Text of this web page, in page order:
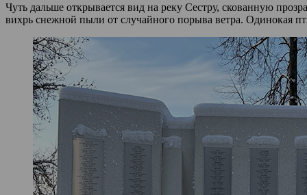
Чуть дальше открывается вид на реку Сестру, скованную
вихрь снежной пыли от случайного порыва ветра. Одинокая